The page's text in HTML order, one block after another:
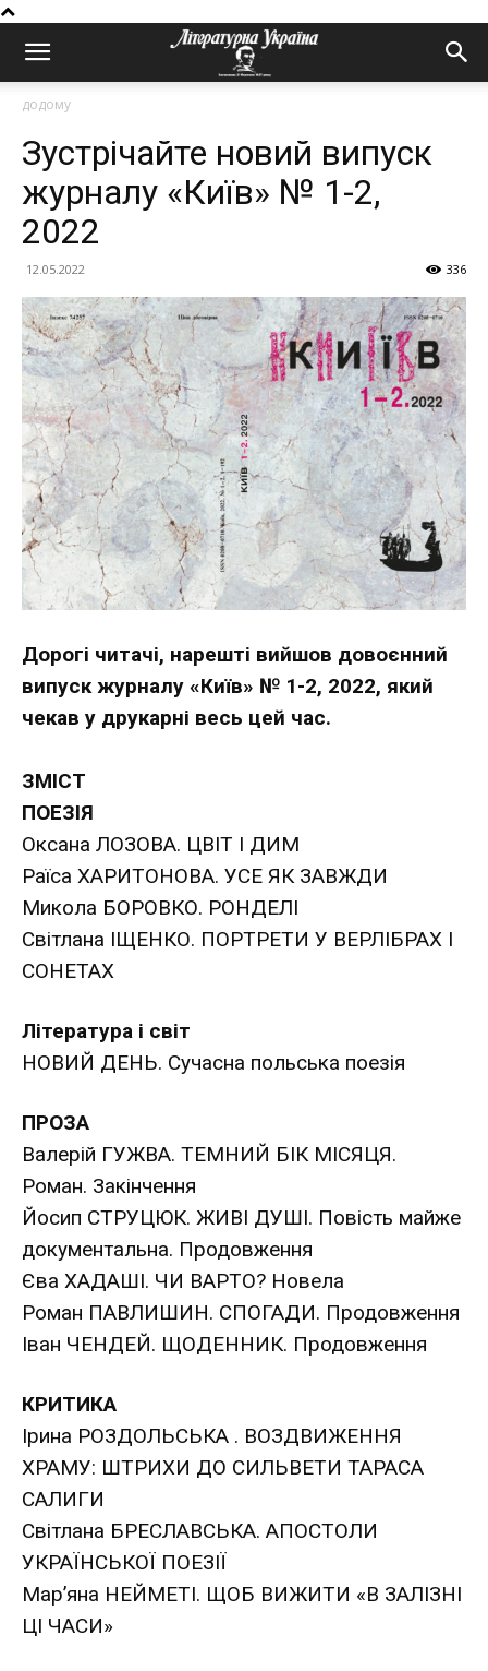
додому
Зустрічайте новий випуск
журналу «Київ» № 1-2,
2022
12.05.2022 336
Дорогі читачі, нарешті вийшов довоєнний
випуск журналу «Київ» № 1-2, 2022, який
чекав у друкарні весь цей час.
ЗМІСТ
ПОЕЗІЯ
Оксана ЛОЗОВА. ЦВІТ І ДИМ
Раїса ХАРИТОНОВА. УСЕ ЯК ЗАВЖДИ
Микола БОРОВКО. РОНДЕЛІ
Світлана ІЩЕНКО. ПОРТРЕТИ У ВЕРЛІБРАХ І
СОНЕТАХ
Література і світ
НОВИЙ ДЕНЬ. Сучасна польська поезія
ПРОЗА
Валерій ГУЖВА. ТЕМНИЙ БІК МІСЯЦЯ.
Роман. Закінчення
Йосип СТРУЦЮК. ЖИВІ ДУШІ. Повість майже
документальна. Продовження
Єва ХАДАШІ. ЧИ ВАРТО? Новела
Роман ПАВЛИШИН. СПОГАДИ. Продовження
Іван ЧЕНДЕЙ. ЩОДЕННИК. Продовження
КРИТИКА
Ірина РОЗДОЛЬСЬКА . ВОЗДВИЖЕННЯ
ХРАМУ: ШТРИХИ ДО СИЛЬВЕТИ ТАРАСА
САЛИГИ
Світлана БРЕСЛАВСЬКА. АПОСТОЛИ
УКРАЇНСЬКОЇ ПОЕЗІЇ
Мар’яна НЕЙМЕТІ. ЩОБ ВИЖИТИ «В ЗАЛІЗНІ
ЦІ ЧАСИ»